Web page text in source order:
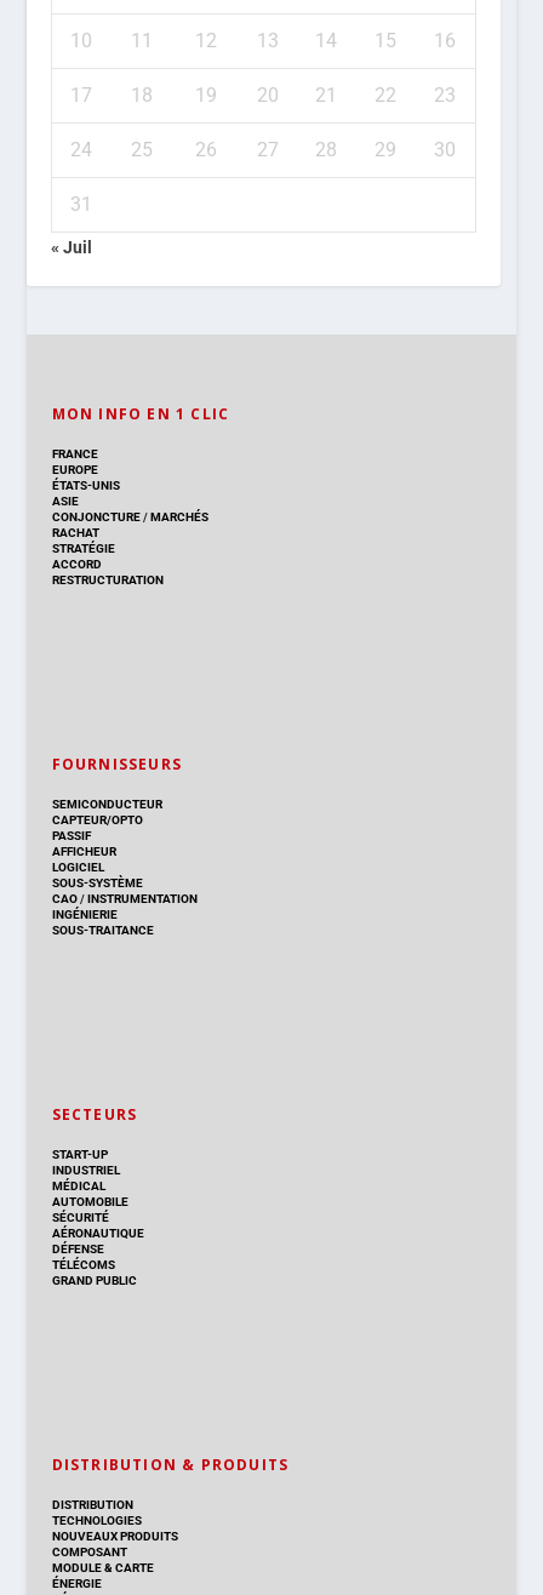
10 11 12 13 14 15 16
17 18 19 20 21 22 23
24 25 26 27 28 29 30
31
« Juil
MON INFO EN 1 CLIC
FRANCE
EUROPE
ÉTATS-UNIS
ASIE
CONJONCTURE/MARCHÉS
RACHAT
STRATÉGIE
ACCORD
RESTRUCTURATION
FOURNISSEURS
SEMICONDUCTEUR
CAPTEUR/OPTO
PASSIF
AFFICHEUR
LOGICIEL
SOUS-SYSTÈME
CAO/INSTRUMENTATION
INGÉNIERIE
SOUS-TRAITANCE
SECTEURS
START-UP
INDUSTRIEL
MÉDICAL
AUTOMOBILE
SÉCURITÉ
AÉRONAUTIQUE
DÉFENSE
TÉLÉCOMS
GRAND PUBLIC
DISTRIBUTION & PRODUITS
DISTRIBUTION
TECHNOLOGIES
NOUVEAUX PRODUITS
COMPOSANT
MODULE & CARTE
ÉNERGIE